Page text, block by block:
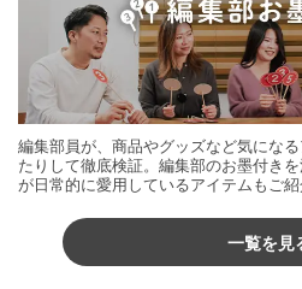
編集部員が、商品やグッズなど気にな
たりして徹底検証。編集部のお墨付き
が日常的に愛用しているアイテムもご紹
一覧を見